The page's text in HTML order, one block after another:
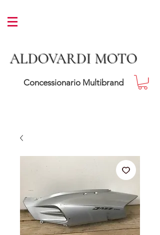
ALDOVARDI MOTO
Concessionario Multibrand